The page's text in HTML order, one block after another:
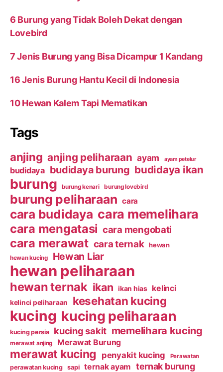
6 Burung yang Tidak Boleh Dekat dengan
Lovebird
7 Jenis Burung yang Bisa Dicampur 1 Kandang
16 Jenis Burung Hantu Kecil di Indonesia
10 Hewan Kalem Tapi Mematikan
Tags
anjing anjing peliharaan ayam ayam petelur
budidaya budidaya burung budidaya ikan
burung burung kenari burung lovebird
burung peliharaan cara
cara budidaya cara memelihara
cara mengatasi cara mengobati
cara merawat cara ternak hewan
hewan kucing Hewan Liar
hewan peliharaan
hewan ternak ikan ikan hias kelinci
kelinci peliharaan kesehatan kucing
kucing kucing peliharaan
kucing persia kucing sakit memelihara kucing
merawat anjing Merawat Burung
merawat kucing penyakit kucing Perawatan
perawatan kucing sapi ternak ayam ternak burung